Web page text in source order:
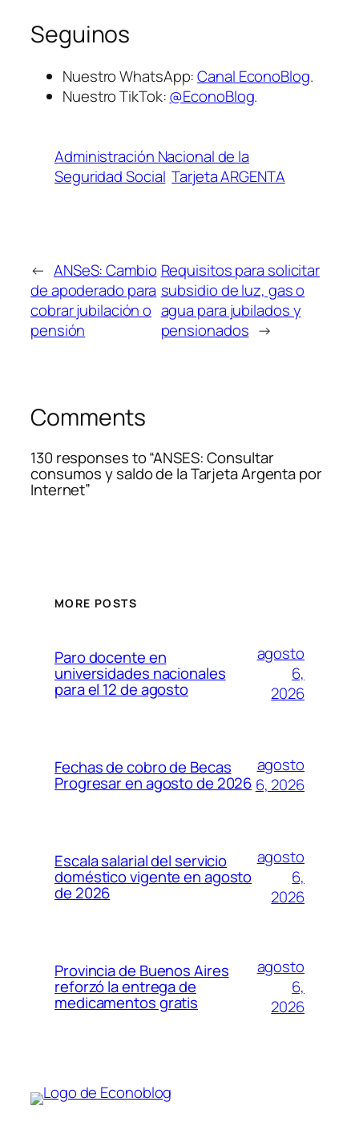
Seguinos
Nuestro WhatsApp:Canal EconoBlog.
Nuestro TikTok:@EconoBlog.
Administración Nacional de la
Seguridad Social Tarjeta ARGENTA
← ANSeS: Cambio
de apoderado para
cobrar jubilación o
pensión
Requisitos para solicitar
subsidio de luz, gas o
agua para jubilados y
pensionados →
Comments
130 responses to “ANSES: Consultar
consumos y saldo de la Tarjeta Argenta por
Internet”
MORE POSTS
Paro docente en
universidades nacionales
para el 12 de agosto
agosto
6,
2026
Fechas de cobro de Becas
Progresar en agosto de 2026
agosto
6, 2026
Escala salarial del servicio
doméstico vigente en agosto
de 2026
agosto
6,
2026
Provincia de Buenos Aires
reforzó la entrega de
medicamentos gratis
agosto
6,
2026